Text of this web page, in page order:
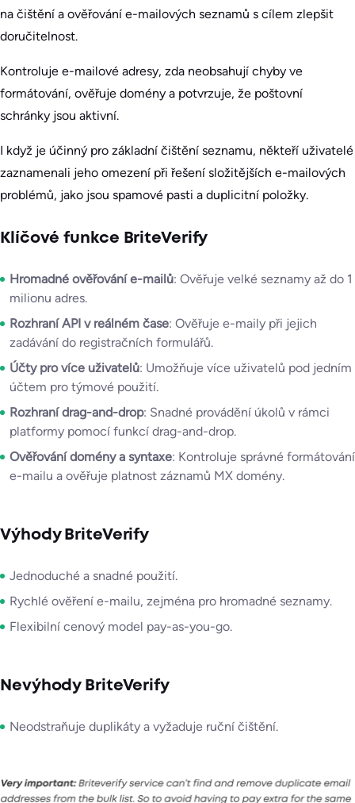
na čištění a ověřování e-mailových seznamů s cílem zlepšit
doručitelnost.
Kontroluje e-mailové adresy, zda neobsahují chyby ve
formátování, ověřuje domény a potvrzuje, že poštovní
schránky jsou aktivní.
I když je účinný pro základní čištění seznamu, někteří uživatelé
zaznamenali jeho omezení při řešení složitějších e-mailových
problémů, jako jsou spamové pasti a duplicitní položky.
Klíčové funkce BriteVerify
Hromadné ověřování e-mailů: Ověřuje velké seznamy až do 1
milionu adres.
Rozhraní API v reálném čase: Ověřuje e-maily při jejich
zadávání do registračních formulářů.
Účty pro více uživatelů: Umožňuje více uživatelů pod jedním
účtem pro týmové použití.
Rozhraní drag-and-drop: Snadné provádění úkolů v rámci
platformy pomocí funkcí drag-and-drop.
Ověřování domény a syntaxe: Kontroluje správné formátování
e-mailu a ověřuje platnost záznamů MX domény.
Výhody BriteVerify
Jednoduché a snadné použití.
Rychlé ověření e-mailu, zejména pro hromadné seznamy.
Flexibilní cenový model pay-as-you-go.
Nevýhody BriteVerify
Neodstraňuje duplikáty a vyžaduje ruční čištění.